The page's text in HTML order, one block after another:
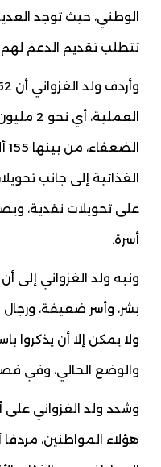
الوطني، حيث توجد
تتطلب تقديم الدعم
الغذائية إلى جانب
أسرة.
ونبه ولد الغزواني إلى
بشر، وأسر ضعيفة،
ولا يمكن إلا أن يذكروا
والوضع الحالي، وفي
وشدد ولد الغزواني
هؤلاء المواطنين،